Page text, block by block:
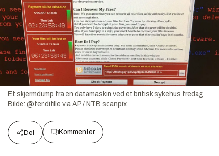
Et skjermdump fra en datamaskin ved et britisk sykehus fredag.
Bilde: @fendifille via AP / NTB scanpix
Del Kommenter